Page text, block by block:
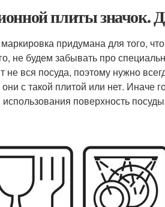
плиты значок.
придумана для того,
не будем забывать про
вся посуда, поэтому нужно
с такой плитой или нет. Иначе
поверхность